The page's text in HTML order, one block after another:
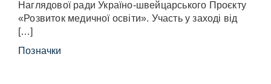
Наглядової ради Україно-швейцарського Проєкту
«Розвиток медичної освіти». Участь у заході від
[…]
Позначки